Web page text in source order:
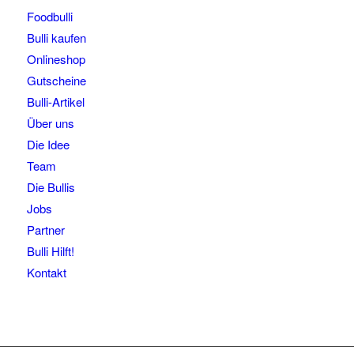
Foodbulli
Bulli kaufen
Onlineshop
Gutscheine
Bulli-Artikel
Über uns
Die Idee
Team
Die Bullis
Jobs
Partner
Bulli Hilft!
Kontakt